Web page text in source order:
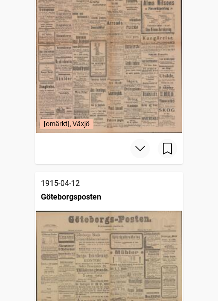
[omärkt], Växjö
1915-04-12
Göteborgsposten